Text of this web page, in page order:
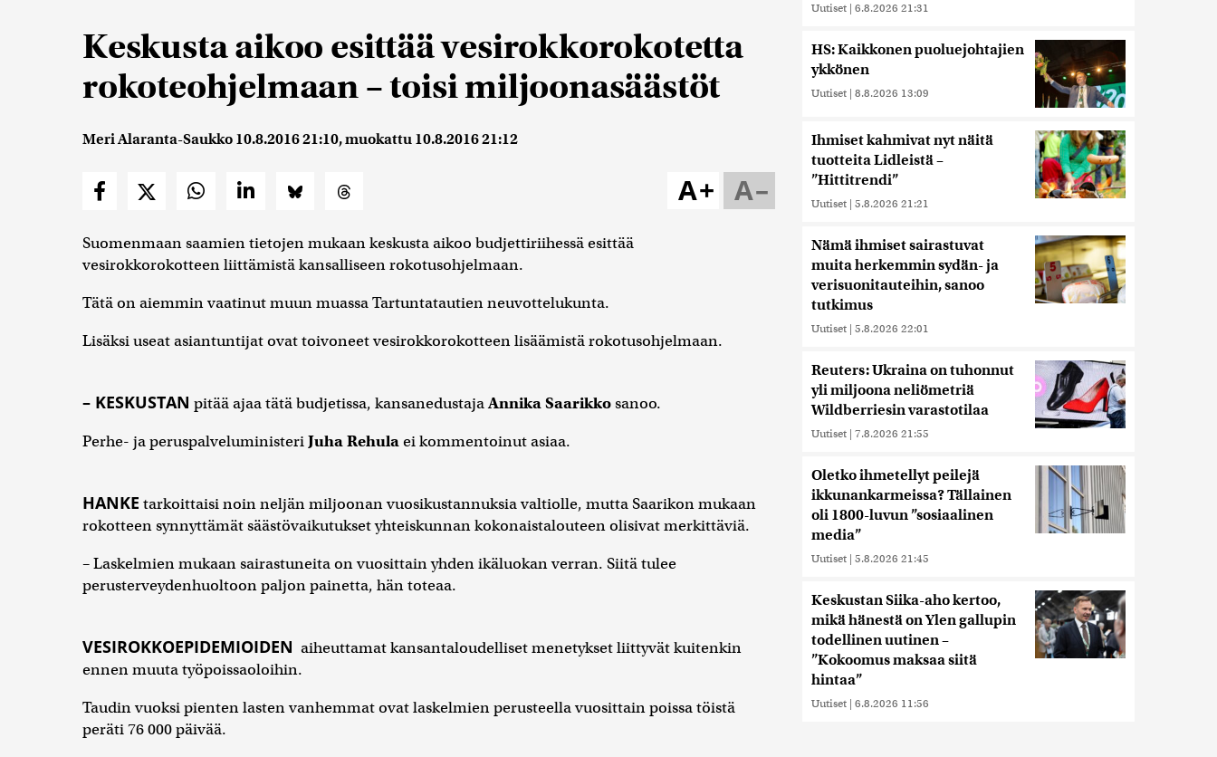
Keskusta aikoo esittää vesirokkorokotetta
rokoteohjelmaan – toisi miljoonasäästöt
Meri Alaranta-Saukko 10.8.2016 21:10, muokattu 10.8.2016 21:12
A–
A+
Suomenmaan saamien tietojen mukaan keskusta aikoo budjettiriihessä esittää
vesirokkorokotteen liittämistä kansalliseen rokotusohjelmaan.
Tätä on aiemmin vaatinut muun muassa Tartuntatautien neuvottelukunta.
Lisäksi useat asiantuntijat ovat toivoneet vesirokkorokotteen lisäämistä rokotusohjelmaan.
– KESKUSTAN pitää ajaa tätä budjetissa, kansanedustajaAnnika Saarikkosanoo.
Perhe- ja peruspalveluministeriJuha Rehulaei kommentoinut asiaa.
HANKE tarkoittaisi noin neljän miljoonan vuosikustannuksia valtiolle, mutta Saarikon mukaan
rokotteen synnyttämät säästövaikutukset yhteiskunnan kokonaistalouteen olisivat merkittäviä.
– Laskelmien mukaan sairastuneita on vuosittain yhden ikäluokan verran. Siitä tulee
perusterveydenhuoltoon paljon painetta, hän toteaa.
VESIROKKOEPIDEMIOIDEN aiheuttamat kansantaloudelliset menetykset liittyvät kuitenkin
ennen muuta työpoissaoloihin.
Taudin vuoksi pienten lasten vanhemmat ovat laskelmien perusteella vuosittain poissa töistä
peräti 76 000 päivää.
Uutiset | 6.8.2026 21:31
HS: Kaikkonen puoluejohtajien
ykkönen
Uutiset | 8.8.2026 13:09
Ihmiset kahmivat nyt näitä
tuotteita Lidleistä –
”Hittitrendi”
Uutiset | 5.8.2026 21:21
Nämä ihmiset sairastuvat
muita herkemmin sydän- ja
verisuonitauteihin, sanoo
tutkimus
Uutiset | 5.8.2026 22:01
Reuters: Ukraina on tuhonnut
yli miljoona neliömetriä
Wildberriesin varastotilaa
Uutiset | 7.8.2026 21:55
Oletko ihmetellyt peilejä
ikkunankarmeissa? Tällainen
oli 1800-luvun ”sosiaalinen
media”
Uutiset | 5.8.2026 21:45
Keskustan Siika-aho kertoo,
mikä hänestä on Ylen gallupin
todellinen uutinen –
”Kokoomus maksaa siitä
hintaa”
Uutiset | 6.8.2026 11:56